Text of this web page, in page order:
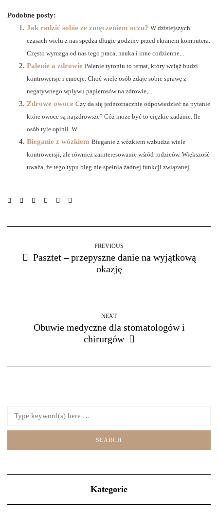
Podobne posty:
Jak radzić sobie ze zmęczeniem oczu? W dzisiejszych
czasach wielu z nas spędza długie godziny przed ekranem komputera.
Często wymaga od nas tego praca, nauka i inne codzienne...
Palenie a zdrowie Palenie tytoniu to temat, który wciąż budzi
kontrowersje i emocje. Choć wiele osób zdaje sobie sprawę z
negatywnego wpływu papierosów na zdrowie,...
Zdrowe owoce Czy da się jednoznacznie odpowiedzieć na pytanie
które owoce są najzdrowsze? Cóż może być to ciężkie zadanie. Ile
osób tyle opinii. W...
Bieganie z wózkiem Bieganie z wózkiem wzbudza wiele
kontrowersji, ale również zainteresowanie wśród rodziców. Większość
uważa, że tego typu bieg nie spełnia żadnej funkcji związanej...
PREVIOUS
Pasztet – przepyszne danie na wyjątkową
okazję
NEXT
Obuwie medyczne dla stomatologów i
chirurgów
Kategorie